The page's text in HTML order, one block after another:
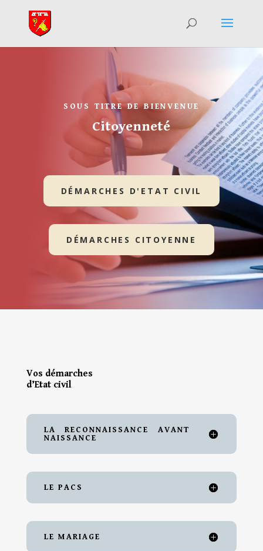
SOUS TITRE DE BIENVENUE
Citoyenneté
DÉMARCHES D'ETAT CIVIL
DÉMARCHES CITOYENNE
Vos démarches
d’Etat civil
LA RECONNAISSANCE AVANT
NAISSANCE
LE PACS
LE MARIAGE